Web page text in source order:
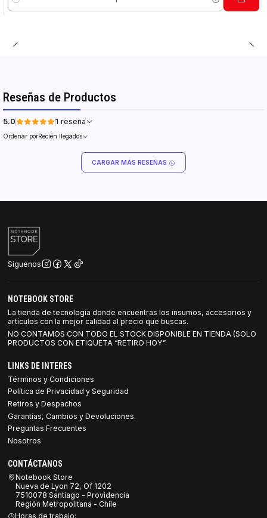
Cantidad
Reseñas de Productos
5.0 1 reseña
Ordenar porRecién llegados
CARGAR MÁS RESEÑAS
Síguenos
NOTEBOOK STORE
La tienda de tecnología donde encuentras los insumos, accesorios y
artículos con la mejor calidad al precio que buscas.
NO CONTAMOS CON TODO EL STOCK DISPONIBLE EN TIENDA (SOLO
PRODUCTOS CON ETIQUETA “RETIRO HOY”
LINKS DE INTERES
Términos y Condiciones
Política de Privacidad y Seguridad
Retiros y Despachos
Garantías, Cambios y Devoluciones.
Preguntas Frecuentes
Nosotros
CONTÁCTANOS
Notebook Store
Nueva de Lyon 72, Of 1202
7510078 Santiago - Providencia
Región Metropolitana - Chile
Horas de trabajo: